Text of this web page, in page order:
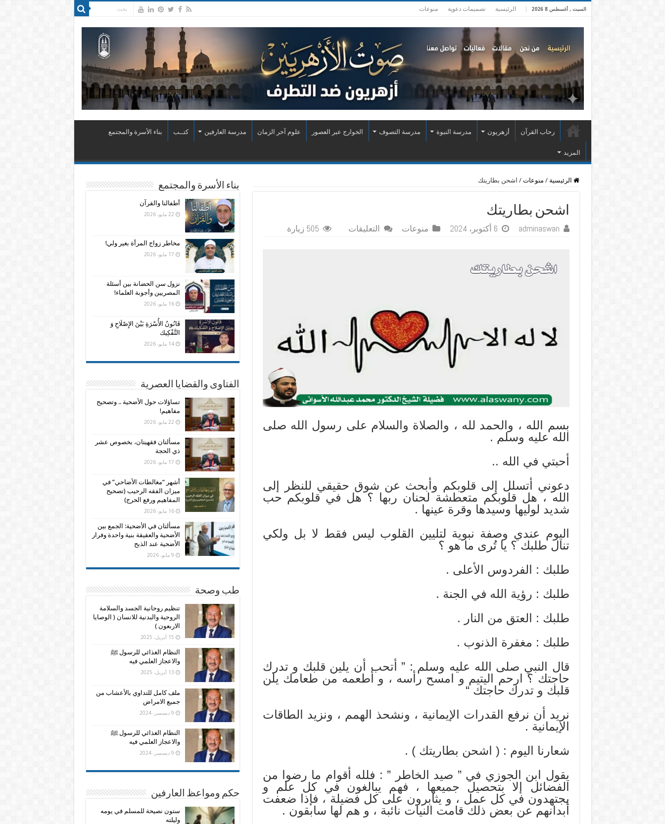
السبت , أغسطس 8 2026 الرئيسية تصميمات دعوية منوعات
رحاب القرآن أزهريون مدرسة النبوة مدرسة التصوف الخوارج عبر العصور علوم آخر الزمان مدرسة العارفين كتــب بناء الأسرة والمجتمع
المزيد
الرئيسية / منوعات / اشحن بطاريتك
اشحن بطاريتك
adminaswan 6 أكتوبر، 2024 منوعات التعليقات 505 زيارة
بسم الله ، والحمد لله ، والصلاة والسلام على رسول الله صلى
الله عليه وسلم .
أحبتي في الله ..
دعوني أتسلل إلى قلوبكم وأبحث عن شوق حقيقي للنظر إلى
الله ، هل قلوبكم متعطشة لحنان ربها ؟ هل في قلوبكم حب
شديد لوليها وسيدها وقرة عينها .
اليوم عندي وصفة نبوية لتليين القلوب ليس فقط لا بل ولكي
تنال طلبك ؟ يا تُرى ما هو ؟
طلبك : الفردوس الأعلى .
طلبك : رؤية الله في الجنة .
طلبك : العتق من النار .
طلبك : مغفرة الذنوب .
قال النبي صلى الله عليه وسلم : ” أتحب أن يلين قلبك و تدرك
حاجتك ؟ ارحم اليتيم و امسح رأسه ، و أطعمه من طعامك يلن
قلبك و تدرك حاجتك “
نريد أن نرفع القدرات الإيمانية ، ونشحذ الهمم ، ونزيد الطاقات
الإيمانية .
شعارنا اليوم : ( اشحن بطاريتك ) .
يقول ابن الجوزي في ” صيد الخاطر ” : فلله أقوام ما رضوا من
الفضائل إلا بتحصيل جميعها ، فهم يبالغون في كل علم و
يجتهدون في كل عمل ، و يثابرون على كل فضيلة ، فإذا ضعفت
أبدانهم عن بعض ذلك قامت النيات نائبة ، و هم لها سابقون .
بناء الأسرة والمجتمع
أطفالنا والقرآن
22 مايو، 2026
مخاطر زواج المرأة بغير ولي!
17 مايو، 2026
نزول سن الحضانة بين أسئلة
المصريين وأجوبة العلماء!
16 مايو، 2026
قَانُونُ الأُسْرَةِ بَيْنَ الإِصْلَاحِ وَ
التَّفْكِيك
14 مايو، 2026
الفتاوى والقضايا العصرية
تساؤلات حول الأضحية .. وتصحيح
مفاهيم!
22 مايو، 2026
مسألتان فقهيتان، بخصوص عشر
ذي الحجة
17 مايو، 2026
أشهر “مغالطات الأضاحي” في
ميزان الفقه الرحيب (تصحيح
المفاهيم ورفع الحرج)
16 مايو، 2026
مسألتان في الأضحية: الجمع بين
الأضحية والعقيقة بنية واحدة وفرار
الأضحية عند الذبح
9 مايو، 2026
طب وصحة
تنظيم روحانية الجسد والسلامة
الروحية والبدنية للانسان ( الوصايا
الاربعون )
15 أبريل، 2025
النظام الغذائي للرسول ﷺ
والاعجاز العلمي فيه
13 أبريل، 2025
ملف كامل للتداوي بالأعشاب من
جميع الامراض
9 ديسمبر، 2024
النظام الغذائي للرسول ﷺ
والاعجاز العلمي فيه
9 ديسمبر، 2024
حكم ومواعظ العارفين
ستون نصيحة للمسلم في يومه
وليلته